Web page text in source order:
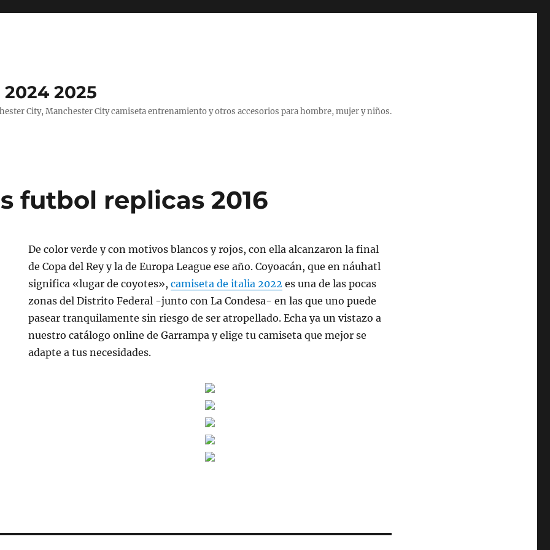
2025
City, Manchester City camiseta entrenamiento y otros accesorios para hombre, mujer y niños.
futbol replicas 2016
De color verde y con motivos blancos y rojos, con ella alcanzaron la final
de Copa del Rey y la de Europa League ese año. Coyoacán, que en náuhatl
significa «lugar de coyotes»,camiseta de italia 2022 es una de las pocas
zonas del Distrito Federal -junto con La Condesa- en las que uno puede
pasear tranquilamente sin riesgo de ser atropellado. Echa ya un vistazo a
nuestro catálogo online de Garrampa y elige tu camiseta que mejor se
adapte a tus necesidades.